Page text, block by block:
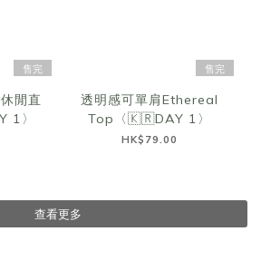
售完
閒直
1〉
售完
透明感可單肩Ethereal
Top〈🇰🇷DAY 1〉
HK$79.00
查看更多